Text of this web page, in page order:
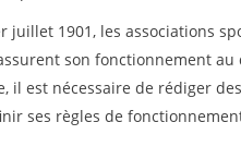
juillet 1901, les associations
son fonctionnement
il est nécessaire de rédiger
ses règles de